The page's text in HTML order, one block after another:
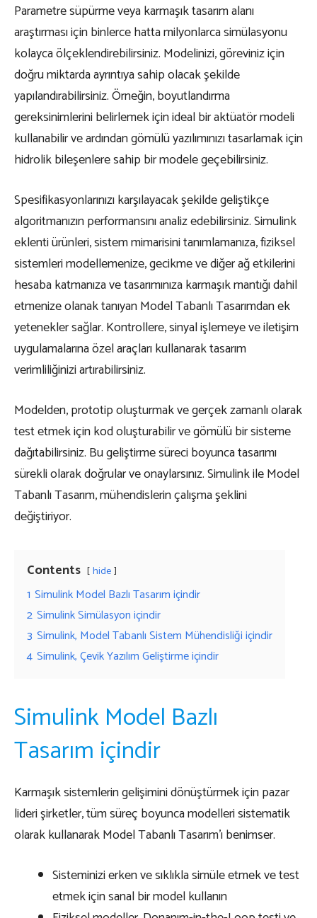
Parametre süpürme veya karmaşık tasarım alanı
araştırması için binlerce hatta milyonlarca simülasyonu
kolayca ölçeklendirebilirsiniz. Modelinizi, göreviniz için
doğru miktarda ayrıntıya sahip olacak şekilde
yapılandırabilirsiniz. Örneğin, boyutlandırma
gereksinimlerini belirlemek için ideal bir aktüatör modeli
kullanabilir ve ardından gömülü yazılımınızı tasarlamak için
hidrolik bileşenlere sahip bir modele geçebilirsiniz.
Spesifikasyonlarınızı karşılayacak şekilde geliştikçe
algoritmanızın performansını analiz edebilirsiniz. Simulink
eklenti ürünleri, sistem mimarisini tanımlamanıza, fiziksel
sistemleri modellemenize, gecikme ve diğer ağ etkilerini
hesaba katmanıza ve tasarımınıza karmaşık mantığı dahil
etmenize olanak tanıyan Model Tabanlı Tasarımdan ek
yetenekler sağlar. Kontrollere, sinyal işlemeye ve iletişim
uygulamalarına özel araçları kullanarak tasarım
verimliliğinizi artırabilirsiniz.
Modelden, prototip oluşturmak ve gerçek zamanlı olarak
test etmek için kod oluşturabilir ve gömülü bir sisteme
dağıtabilirsiniz. Bu geliştirme süreci boyunca tasarımı
sürekli olarak doğrular ve onaylarsınız. Simulink ile Model
Tabanlı Tasarım, mühendislerin çalışma şeklini
değiştiriyor.
Contents hide
1 Simulink Model Bazlı Tasarım içindir
2 Simulink Simülasyon içindir
3 Simulink, Model Tabanlı Sistem Mühendisliği içindir
4 Simulink, Çevik Yazılım Geliştirme içindir
Simulink Model Bazlı
Tasarım içindir
Karmaşık sistemlerin gelişimini dönüştürmek için pazar
lideri şirketler, tüm süreç boyunca modelleri sistematik
olarak kullanarak Model Tabanlı Tasarım’ı benimser.
Sisteminizi erken ve sıklıkla simüle etmek ve test
etmek için sanal bir model kullanın